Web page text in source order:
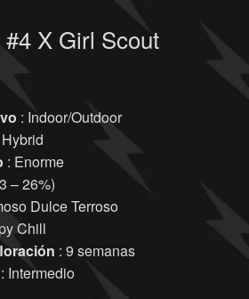
X Girl Scout
: Indoor/Outdoor
: Enorme
– 26%)
Dulce Terroso
Chill
: 9 semanas
Intermedio